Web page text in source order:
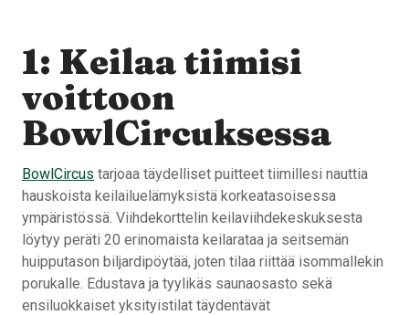
1: Keilaa tiimisi
voittoon
BowlCircuksessa
BowlCircus tarjoaa täydelliset puitteet tiimillesi nauttia
hauskoista keilailuelämyksistä korkeatasoisessa
ympäristössä. Viihdekorttelin keilaviihdekeskuksesta
löytyy peräti 20 erinomaista keilarataa ja seitsemän
huipputason biljardipöytää, joten tilaa riittää isommallekin
porukalle. Edustava ja tyylikäs saunaosasto sekä
ensiluokkaiset yksityistilat täydentävät